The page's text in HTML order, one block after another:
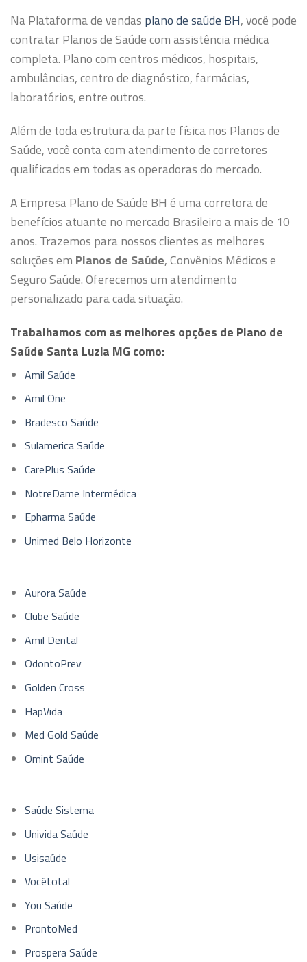
Na Plataforma de vendas plano de saúde BH, você pode
contratar Planos de Saúde com assistência médica
completa. Plano com centros médicos, hospitais,
ambulâncias, centro de diagnóstico, farmácias,
laboratórios, entre outros.
Além de toda estrutura da parte física nos Planos de
Saúde, você conta com atendimento de corretores
qualificados em todas as operadoras do mercado.
A Empresa Plano de Saúde BH é uma corretora de
benefícios atuante no mercado Brasileiro a mais de 10
anos. Trazemos para nossos clientes as melhores
soluções em Planos de Saúde, Convênios Médicos e
Seguro Saúde. Oferecemos um atendimento
personalizado para cada situação.
Trabalhamos com as melhores opções de Plano de
Saúde Santa Luzia MG como:
Amil Saúde
Amil One
Bradesco Saúde
Sulamerica Saúde
CarePlus Saúde
NotreDame Intermédica
Epharma Saúde
Unimed Belo Horizonte
Aurora Saúde
Clube Saúde
Amil Dental
OdontoPrev
Golden Cross
HapVida
Med Gold Saúde
Omint Saúde
Saúde Sistema
Univida Saúde
Usisaúde
Vocêtotal
You Saúde
ProntoMed
Prospera Saúde